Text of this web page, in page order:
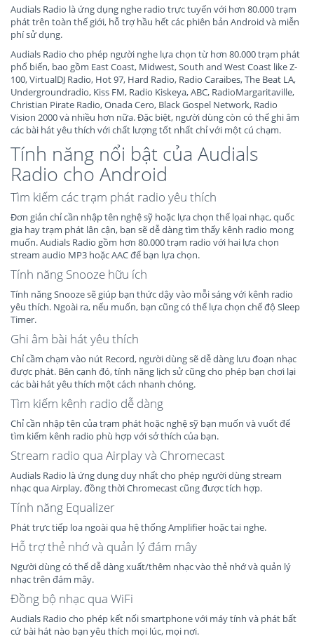
Audials Radio là ứng dụng nghe radio trực tuyến với hơn 80.000 trạm
phát trên toàn thế giới, hỗ trợ hầu hết các phiên bản Android và miễn
phí sử dụng.
Audials Radio cho phép người nghe lựa chọn từ hơn 80.000 trạm phát
phổ biến, bao gồm East Coast, Midwest, South and West Coast like Z-
100, VirtualDJ Radio, Hot 97, Hard Radio, Radio Caraibes, The Beat LA,
Undergroundradio, Kiss FM, Radio Kiskeya, ABC, RadioMargaritaville,
Christian Pirate Radio, Onada Cero, Black Gospel Network, Radio
Vision 2000 và nhiều hơn nữa. Đặc biệt, người dùng còn có thể ghi âm
các bài hát yêu thích với chất lượng tốt nhất chỉ với một cú chạm.
Tính năng nổi bật của Audials
Radio cho Android
Tìm kiếm các trạm phát radio yêu thích
Đơn giản chỉ cần nhập tên nghệ sỹ hoặc lựa chọn thể lọai nhạc, quốc
gia hay trạm phát lân cận, bạn sẽ dễ dàng tìm thấy kênh radio mong
muốn. Audials Radio gồm hơn 80.000 trạm radio với hai lựa chọn
stream audio MP3 hoặc AAC để bạn lựa chọn.
Tính năng Snooze hữu ích
Tính năng Snooze sẽ giúp bạn thức dậy vào mỗi sáng với kênh radio
yêu thích. Ngoài ra, nếu muốn, bạn cũng có thể lựa chọn chế độ Sleep
Timer.
Ghi âm bài hát yêu thích
Chỉ cầm chạm vào nút Record, người dùng sẽ dễ dàng lưu đoạn nhạc
được phát. Bên cạnh đó, tính năng lịch sử cũng cho phép bạn chơi lại
các bài hát yêu thích một cách nhanh chóng.
Tìm kiếm kênh radio dễ dàng
Chỉ cần nhập tên của trạm phát hoặc nghệ sỹ bạn muốn và vuốt để
tìm kiếm kênh radio phù hợp với sở thích của bạn.
Stream radio qua Airplay và Chromecast
Audials Radio là ứng dụng duy nhất cho phép người dùng stream
nhạc qua Airplay, đồng thời Chromecast cũng được tích hợp.
Tính năng Equalizer
Phát trực tiếp loa ngoài qua hệ thống Amplifier hoặc tai nghe.
Hỗ trợ thẻ nhớ và quản lý đám mây
Người dùng có thể dễ dàng xuất/thêm nhạc vào thẻ nhớ và quản lý
nhạc trên đám mây.
Đồng bộ nhạc qua WiFi
Audials Radio cho phép kết nối smartphone với máy tính và phát bất
cứ bài hát nào bạn yêu thích mọi lúc, mọi nơi.